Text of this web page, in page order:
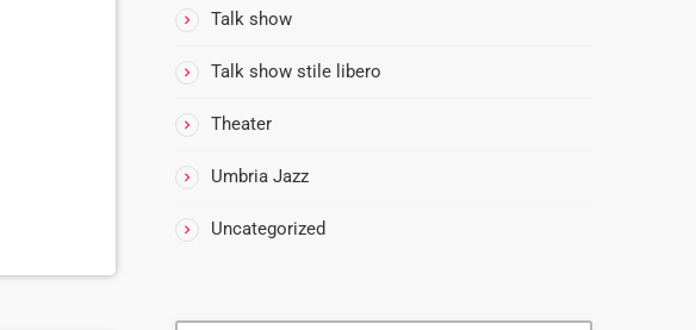
Talk show
Talk show stile libero
Theater
Umbria Jazz
Uncategorized